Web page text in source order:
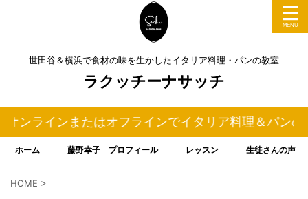
世田谷＆横浜で食材の味を生かしたイタリア料理・パンの教室
ラクッチーナサッチ
たはオフラインでイタリア料理＆パンの料理教室を
ホーム 藤野幸子 プロフィール レッスン 生徒さんの声
HOME >